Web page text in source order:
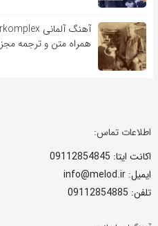
همراه متن و ترجمه
اطلاعات تماس:
اکانت ایتا: 09112854845
ایمیل: info@melod.ir
تلفن: 09112854885